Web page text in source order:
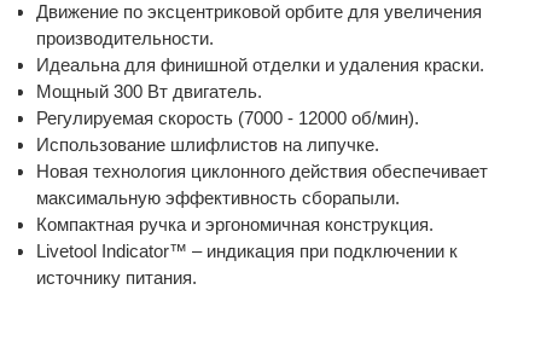
Движение по эксцентриковой орбите для увеличения
производительности.
Идеальна для финишной отделки и удаления краски.
Мощный 300 Вт двигатель.
Регулируемая скорость (7000 - 12000 об/мин).
Использование шлифлистов на липучке.
Новая технология циклонного действия обеспечивает
максимальную эффективность сборапыли.
Компактная ручка и эргономичная конструкция.
Livetool Indicator™ – индикация при подключении к
источнику питания.